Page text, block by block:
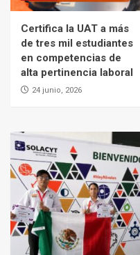
Certifica la UAT a más
de tres mil estudiantes
en competencias de
alta pertinencia laboral
24 junio, 2026